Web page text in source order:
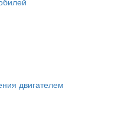
двигателем